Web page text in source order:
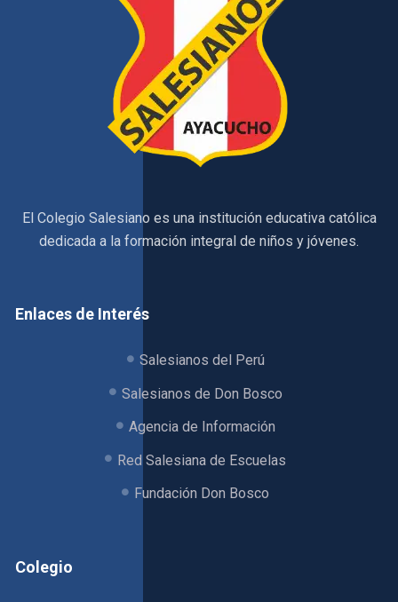
El Colegio Salesiano es una institución educativa católica
dedicada a la formación integral de niños y jóvenes.
Enlaces de Interés
Salesianos del Perú
Salesianos de Don Bosco
Agencia de Información
Red Salesiana de Escuelas
Fundación Don Bosco
Colegio